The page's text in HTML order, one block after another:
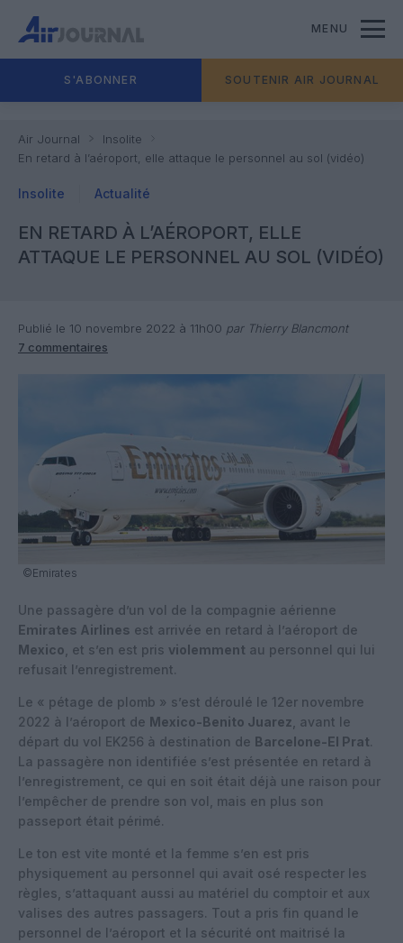
MENU
S'ABONNER SOUTENIR AIR JOURNAL
Air Journal
Insolite
En retard à l’aéroport, elle attaque le personnel au sol (vidéo)
Insolite Actualité
EN RETARD À L’AÉROPORT, ELLE
ATTAQUE LE PERSONNEL AU SOL (VIDÉO)
Publié le 10 novembre 2022 à 11h00 par Thierry Blancmont
7 commentaires
©Emirates
Une passagère d’un vol de la compagnie aérienne
Emirates Airlines est arrivée en retard à l’aéroport de
Mexico , et s’en est pris violemment au personnel qui lui
refusait l’enregistrement.
Le « pétage de plomb » s’est déroulé le 12er novembre
2022 à l’aéroport de Mexico-Benito Juarez , avant le
départ du vol EK256 à destination de Barcelone-El Prat.
La passagère non identifiée s’est présentée en retard à
l’enregistrement, ce qui en soit était déjà une raison pour
l’empêcher de prendre son vol, mais en plus son
passeport était périmé.
Le ton est vite monté et la femme s’en est pris
physiquement au personnel qui avait osé respecter les
règles, s’attaquant aussi au matériel du comptoir et aux
valises des autres passagers. Tout a pris fin quand le
personnel de l’aéroport et la sécurité ont maitrisé la